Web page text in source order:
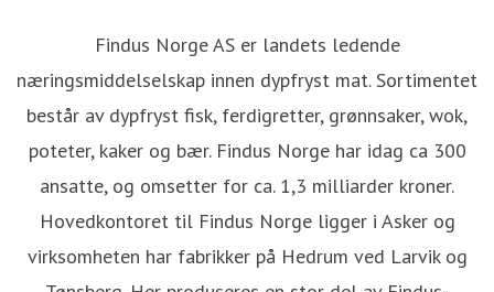
Findus Norge AS er landets ledende
næringsmiddelselskap innen dypfryst mat. Sortimentet
består av dypfryst fisk, ferdigretter, grønnsaker, wok,
poteter, kaker og bær. Findus Norge har idag ca 300
ansatte, og omsetter for ca. 1,3 milliarder kroner.
Hovedkontoret til Findus Norge ligger i Asker og
virksomheten har fabrikker på Hedrum ved Larvik og